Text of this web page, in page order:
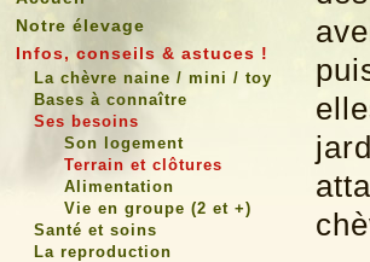
Notre élevage
Infos, conseils & astuces !
La chèvre naine / mini / toy
Bases à connaître
Ses besoins
Son logement
Terrain et clôtures
Alimentation
Vie en groupe (2 et +)
Santé et soins
La reproduction